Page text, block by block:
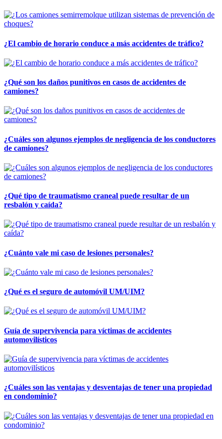
¿El cambio de horario conduce a más accidentes de tráfico?
¿Qué son los daños punitivos en casos de accidentes de
camiones?
¿Cuáles son algunos ejemplos de negligencia de los conductores
de camiones?
¿Qué tipo de traumatismo craneal puede resultar de un
resbalón y caída?
¿Cuánto vale mi caso de lesiones personales?
¿Qué es el seguro de automóvil UM/UIM?
Guía de supervivencia para víctimas de accidentes
automovilísticos
¿Cuáles son las ventajas y desventajas de tener una propiedad
en condominio?